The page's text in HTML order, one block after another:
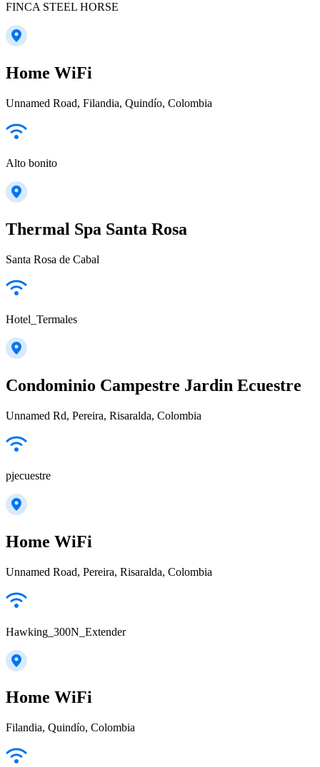
FINCA STEEL HORSE
Home WiFi
Unnamed Road, Filandia, Quindío, Colombia
Alto bonito
Thermal Spa Santa Rosa
Santa Rosa de Cabal
Hotel_Termales
Condominio Campestre Jardin Ecuestre
Unnamed Rd, Pereira, Risaralda, Colombia
pjecuestre
Home WiFi
Unnamed Road, Pereira, Risaralda, Colombia
Hawking_300N_Extender
Home WiFi
Filandia, Quindío, Colombia